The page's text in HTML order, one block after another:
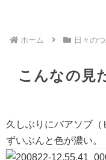
ホーム 日々の
こんなの見
久しぶりにバアソブ（
ずいぶんと色が濃い。